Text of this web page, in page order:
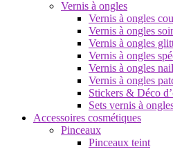
Vernis à ongles
Vernis à ongles
Vernis à ongles
Vernis à ongles
Vernis à ongles
Vernis à ongles
Vernis à ongles
Stickers & Déco
Sets vernis à
Accessoires cosmétiques
Pinceaux
Pinceaux teint